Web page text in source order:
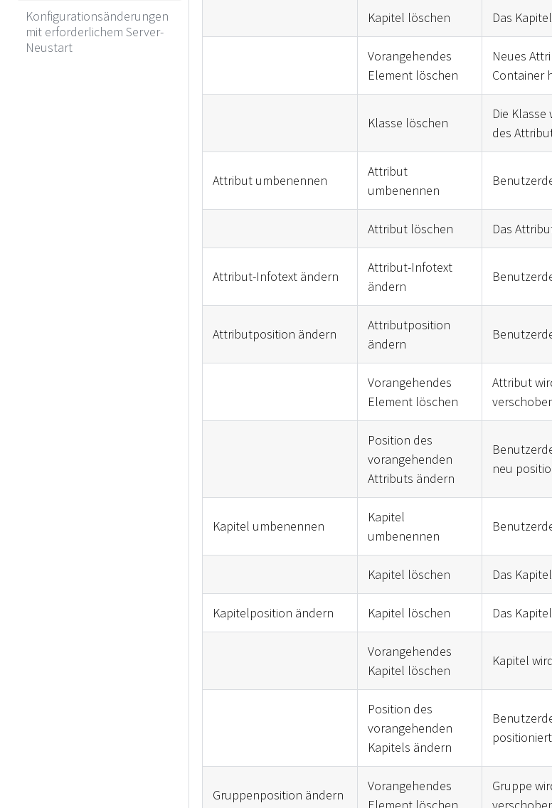
Konfigurationsänderungen
mit erforderlichem Server-
Neustart
Kapitel löschen Das
Vorangehendes
Element löschen
Neues
Container
Klasse löschen
Die
des
Attribut umbenennen
Attribut
umbenennen
Attribut löschen Das
Attribut-Infotext ändern
Attribut-Infotext
ändern
Attributposition ändern
Attributposition
ändern
Vorangehendes
Element löschen
Attribut
Position des
vorangehenden
Attributs ändern
neu
Kapitel umbenennen
Kapitel
umbenennen
Kapitel löschen Das
Kapitelposition ändern Kapitel löschen Das
Vorangehendes
Kapitel löschen
Kapitel
Position des
vorangehenden
Kapitels ändern
Gruppenposition ändern
Vorangehendes
Gruppe